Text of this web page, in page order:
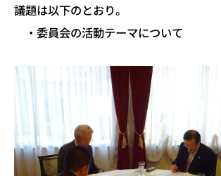
議題は以下のとおり。
・委員会の活動テーマについて